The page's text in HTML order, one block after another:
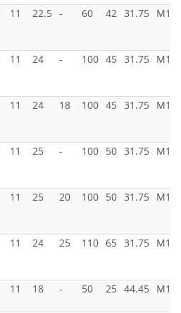
11 22.5 - 60 42 31.75
11 24 - 100 45 31.75
11 24 18 100 45 31.75
11 25 - 100 50 31.75
11 25 20 100 50 31.75
11 24 25 110 65 31.75
11 18 - 50 25 44.45